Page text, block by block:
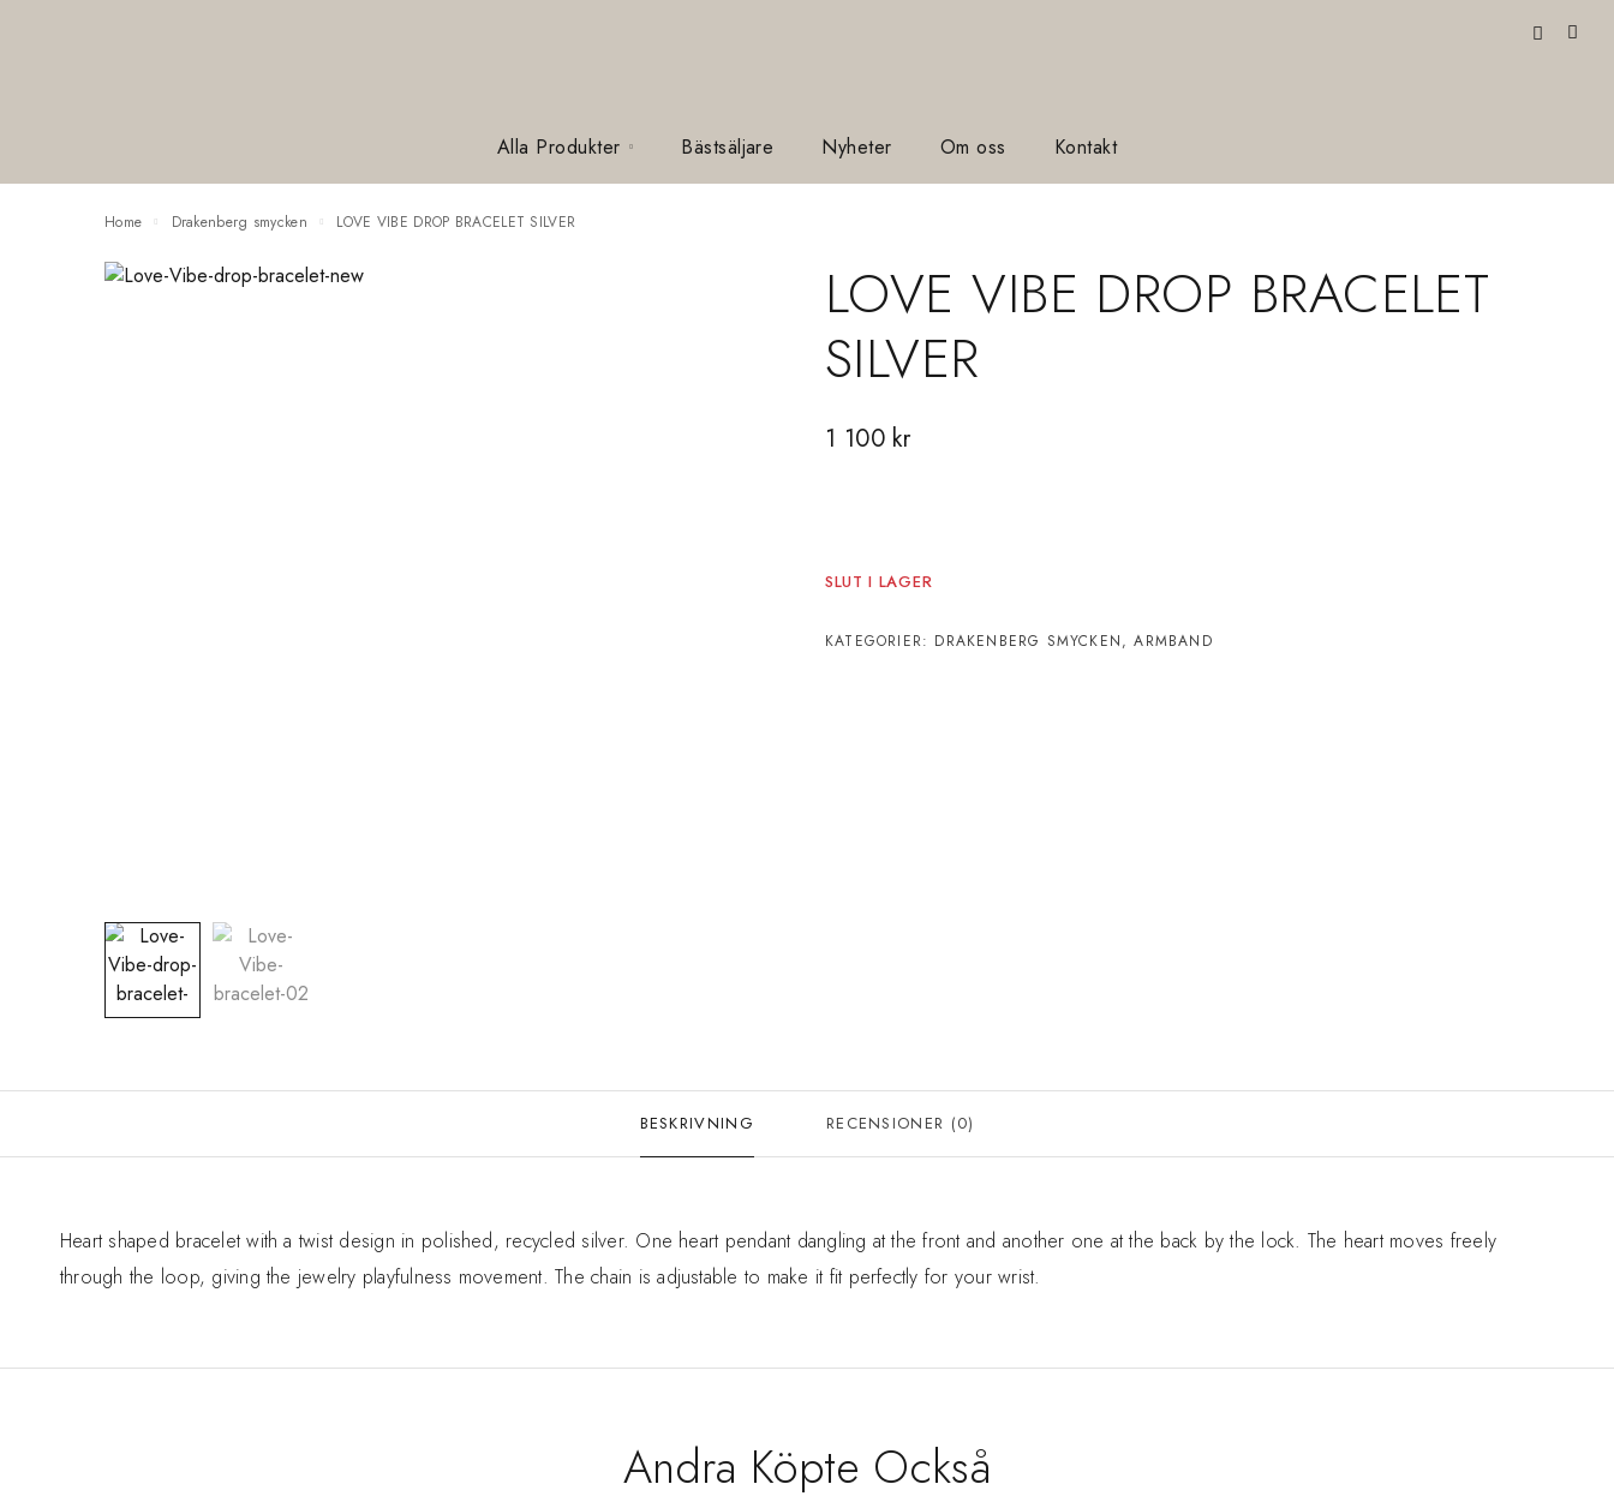
Alla Produkter Bästsäljare Nyheter Om oss Kontakt
Home Drakenberg smycken LOVE VIBE DROP BRACELET SILVER
LOVE VIBE DROP BRACELET
SILVER
1 100 kr
SLUT I LAGER
KATEGORIER: DRAKENBERG SMYCKEN,ARMBAND
BESKRIVNING RECENSIONER (0)
Heart shaped bracelet with a twist design in polished, recycled silver. One heart pendant dangling at the front and another one at the back by the lock. The heart moves freely
through the loop, giving the jewelry playfulness movement. The chain is adjustable to make it fit perfectly for your wrist.
Andra Köpte Också